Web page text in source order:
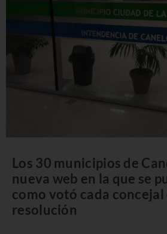
Los 30 municipios de
nueva web en la que se
como votó cada concejal
resolución